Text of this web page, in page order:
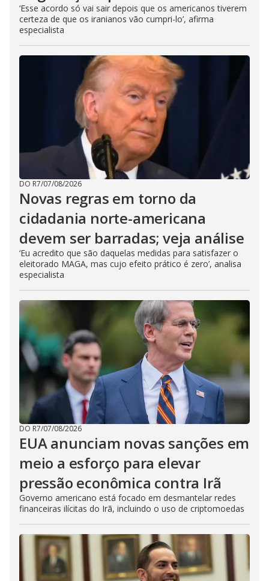
‘Esse acordo só vai sair depois que os americanos tiverem
certeza de que os iranianos vão cumpri-lo’, afirma
especialista
DO R7/07/08/2026
Novas regras em torno da
cidadania norte-americana
devem ser barradas; veja análise
‘Eu acredito que são daquelas medidas para satisfazer o
eleitorado MAGA, mas cujo efeito prático é zero’, analisa
especialista
DO R7/07/08/2026
EUA anunciam novas sanções em
meio a esforço para elevar
pressão econômica contra Irã
Governo americano está focado em desmantelar redes
financeiras ilícitas do Irã, incluindo o uso de criptomoedas